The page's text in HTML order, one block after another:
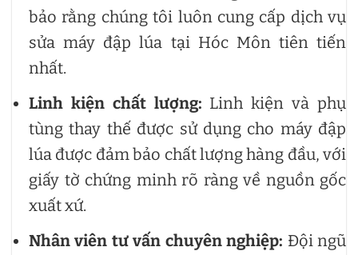
bảo rằng chúng tôi luôn cung cấp dịch vụ
sửa máy đập lúa tại Hóc Môn tiên tiến
nhất.
Linh kiện chất lượng: Linh kiện và phụ
tùng thay thế được sử dụng cho máy đập
lúa được đảm bảo chất lượng hàng đầu, với
giấy tờ chứng minh rõ ràng về nguồn gốc
xuất xứ.
Nhân viên tư vấn chuyên nghiệp: Đội ngũ